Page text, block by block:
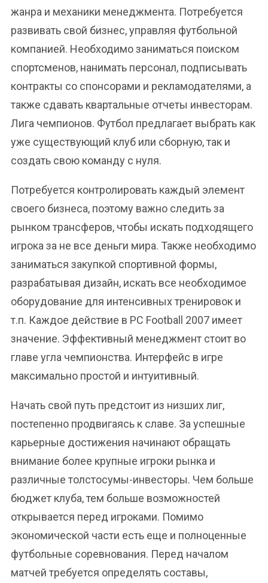
жанра и механики менеджмента. Потребуется
развивать свой бизнес, управляя футбольной
компанией. Необходимо заниматься поиском
спортсменов, нанимать персонал, подписывать
контракты со спонсорами и рекламодателями, а
также сдавать квартальные отчеты инвесторам.
Лига чемпионов. Футбол предлагает выбрать как
уже существующий клуб или сборную, так и
создать свою команду с нуля.
Потребуется контролировать каждый элемент
своего бизнеса, поэтому важно следить за
рынком трансферов, чтобы искать подходящего
игрока за не все деньги мира. Также необходимо
заниматься закупкой спортивной формы,
разрабатывая дизайн, искать все необходимое
оборудование для интенсивных тренировок и
т.п. Каждое действие в PC Football 2007 имеет
значение. Эффективный менеджмент стоит во
главе угла чемпионства. Интерфейс в игре
максимально простой и интуитивный.
Начать свой путь предстоит из низших лиг,
постепенно продвигаясь к славе. За успешные
карьерные достижения начинают обращать
внимание более крупные игроки рынка и
различные толстосумы-инвесторы. Чем больше
бюджет клуба, тем больше возможностей
открывается перед игроками. Помимо
экономической части есть еще и полноценные
футбольные соревнования. Перед началом
матчей требуется определять составы,